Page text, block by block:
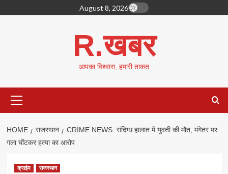
to
August 8, 2026
R.खबर
आपका विश्वास, हमारी ताकत
Menu
HOME राजस्थान
CRIME NEWS: संदिग्ध हालात में युवती की मौत, मंगेतर पर
गला घोंटकर हत्या का आरोप
क्राईम राजस्थान